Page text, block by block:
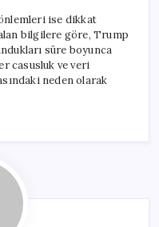
ise dikkat
bilgilere göre, Trump
süre boyunca
casusluk ve veri
neden olarak